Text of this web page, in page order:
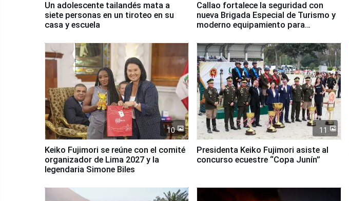
Un adolescente tailandés mata a
siete personas en un tiroteo en su
casa y escuela
Callao fortalece la seguridad con
nueva Brigada Especial de Turismo y
moderno equipamiento para
10
Keiko Fujimori se reúne con el comité
organizador de Lima 2027 y la
legendaria Simone Biles
11
Presidenta Keiko Fujimori asiste al
concurso ecuestre “Copa Junín”